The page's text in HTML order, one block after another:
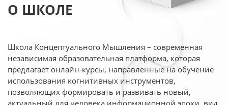
О ШКОЛЕ
Школа Концептуального Мышления – современная
независимая образовательная платформа, которая
предлагает онлайн-курсы, направленные на обучение
использования когнитивных инструментов,
позволяющих формировать и развивать новый,
актуальный для человека информационной эпохи, вид